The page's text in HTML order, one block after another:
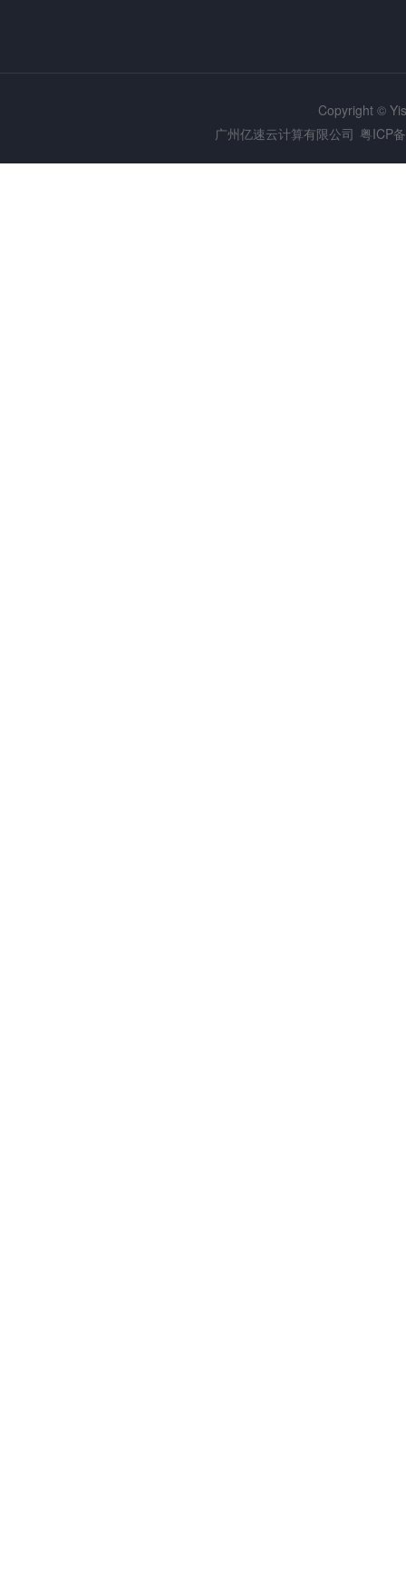
Copyright ©
广州亿速云计算有限公司 粤ICP